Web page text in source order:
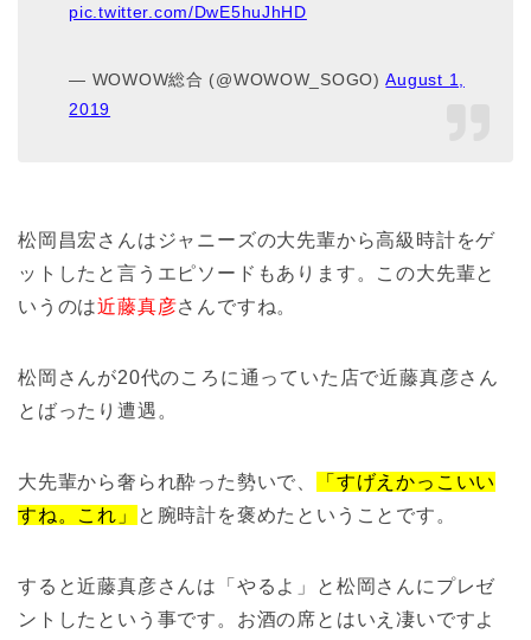
pic.twitter.com/DwE5huJhHD
— WOWOW総合 (@WOWOW_SOGO)August 1,
2019
松岡昌宏さんはジャニーズの大先輩から高級時計をゲ
ットしたと言うエピソードもあります。この大先輩と
いうのは近藤真彦さんですね。
松岡さんが20代のころに通っていた店で近藤真彦さん
とばったり遭遇。
大先輩から奢られ酔った勢いで、
「すげえかっこいい
すね。これ」
と腕時計を褒めたということです。
すると近藤真彦さんは「やるよ」と松岡さんにプレゼ
ントしたという事です。お酒の席とはいえ凄いですよ